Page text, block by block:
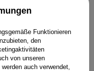
Funktionieren
den
von unseren
auch verwendet,